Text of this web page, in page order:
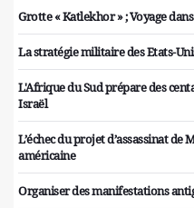
Grotte « Katlekhor » ; Voyage
La stratégie militaire des Etats-
L'Afrique du Sud prépare des
Israël
L’échec du projet d’assassinat de
américaine
Organiser des manifestations